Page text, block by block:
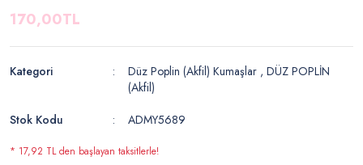
170,00TL
Kategori Düz Poplin (Akfil) Kumaşlar ,DÜZ POPLİN
(Akfil)
Stok Kodu
ADMY5689
* 17,92 TL den başlayan taksitlerle!